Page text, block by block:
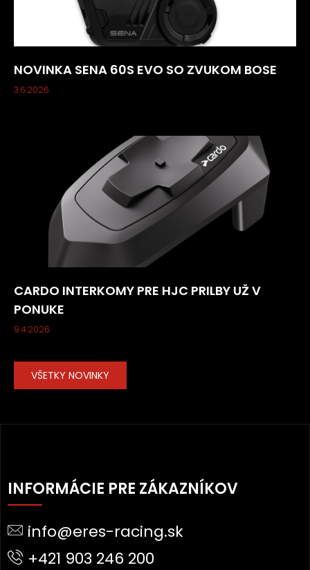
NOVINKA SENA 60S EVO SO ZVUKOM BOSE
3.6.2026
CARDO INTERKOMY PRE HJC PRILBY UŽ V
PONUKE
9.4.2026
VŠETKY NOVINKY
Á
P
T
INFORMÁCIE PRE ZÁKAZNÍKOV
info@eres-racing.sk
+421 903 246 200